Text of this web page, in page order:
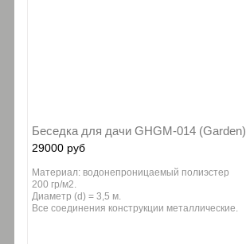
Беседка для дачи GHGM-014 (Garden)
29000 руб
Материал: водонепроницаемый полиэстер
200 гр/м2.
Диаметр (d) = 3,5 м.
Все соединения конструкции металлические.